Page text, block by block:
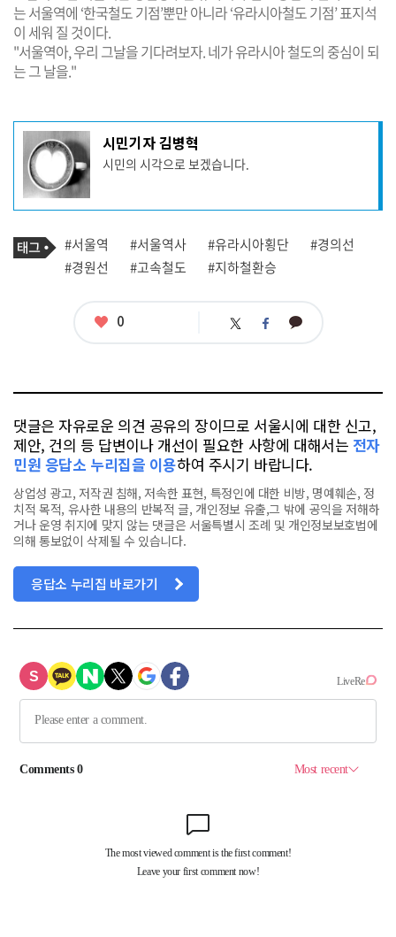
는 서울역에 ‘한국철도 기점’뿐만 아니라 ‘유라시아철도 기점’ 표지석
이 세워 질 것이다.
"서울역아, 우리 그날을 기다려보자. 네가 유라시아 철도의 중심이 되
는 그 날을."
기
사
작
성
자
프
필
시민기자 김병혁
시민의 시각으로 보겠습니다.
기
사
관
련
태
그
#서울역 #서울역사 #유라시아횡단
#경의선
#경원선
#고속철도 #지하철환승
좋
0 트 페 카
댓글은 자유로운 의견 공유의 장이므로 서울시에 대한 신고,
제안, 건의 등 답변이나 개선이 필요한 사항에 대해서는 전자
민원 응답소 누리집을 이용하여 주시기 바랍니다.
상업성 광고, 저작권 침해, 저속한 표현, 특정인에 대한 비방, 명예훼손, 정
치적 목적, 유사한 내용의 반복적 글, 개인정보 유출,그 밖에 공익을 저해하
거나 운영 취지에 맞지 않는 댓글은 서울특별시 조례 및 개인정보보호법에
의해 통보없이 삭제될 수 있습니다.
응답소 누리집 바로가기